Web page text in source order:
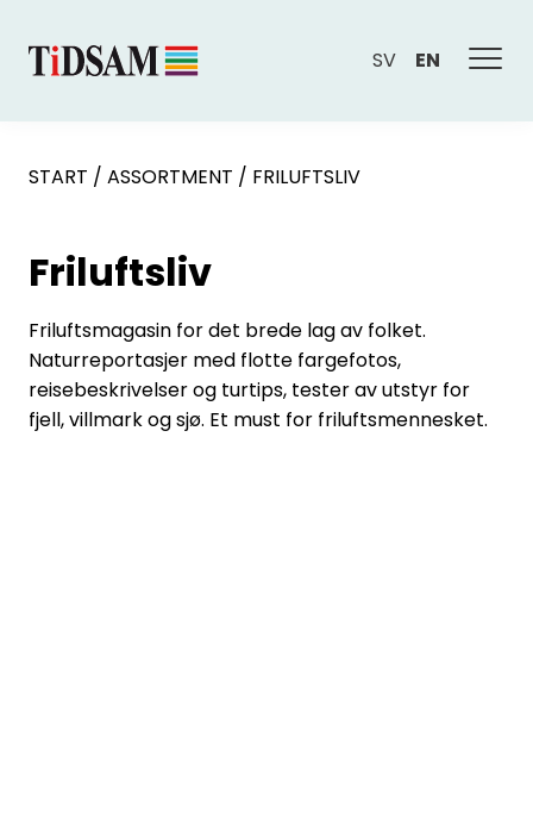
SV EN
START / ASSORTMENT / FRILUFTSLIV
Friluftsliv
Friluftsmagasin for det brede lag av folket.
Naturreportasjer med flotte fargefotos,
reisebeskrivelser og turtips, tester av utstyr for
fjell, villmark og sjø. Et must for friluftsmennesket.